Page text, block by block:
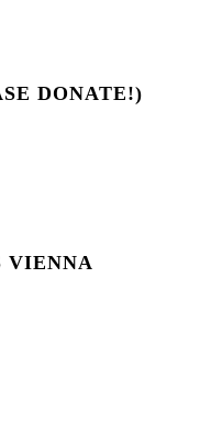
DONATE!)
VIENNA